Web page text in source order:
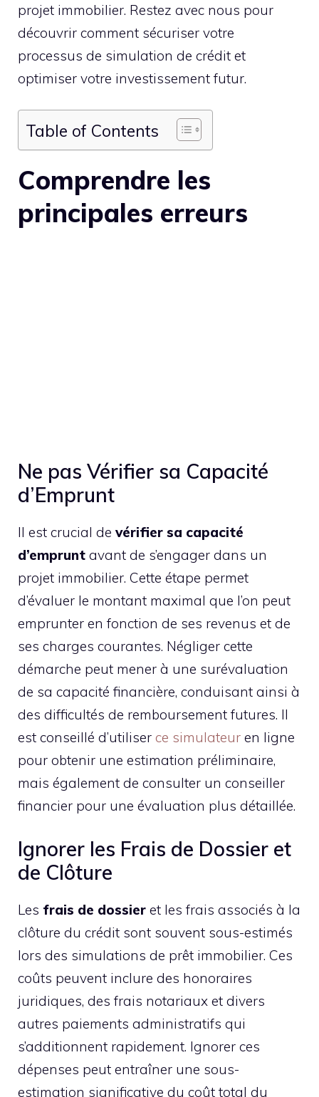
projet immobilier. Restez avec nous pour
découvrir comment sécuriser votre
processus de simulation de crédit et
optimiser votre investissement futur.
Table of Contents
Comprendre les
principales erreurs
Ne pas Vérifier sa Capacité
d’Emprunt
Il est crucial de vérifier sa capacité
d’emprunt avant de s’engager dans un
projet immobilier. Cette étape permet
d’évaluer le montant maximal que l’on peut
emprunter en fonction de ses revenus et de
ses charges courantes. Négliger cette
démarche peut mener à une surévaluation
de sa capacité financière, conduisant ainsi à
des difficultés de remboursement futures. Il
est conseillé d’utiliser ce simulateur en ligne
pour obtenir une estimation préliminaire,
mais également de consulter un conseiller
financier pour une évaluation plus détaillée.
Ignorer les Frais de Dossier et
de Clôture
Les frais de dossier et les frais associés à la
clôture du crédit sont souvent sous-estimés
lors des simulations de prêt immobilier. Ces
coûts peuvent inclure des honoraires
juridiques, des frais notariaux et divers
autres paiements administratifs qui
s’additionnent rapidement. Ignorer ces
dépenses peut entraîner une sous-
estimation significative du coût total du